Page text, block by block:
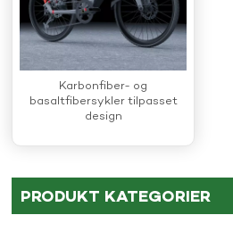
Karbonfiber- og
basaltfibersykler tilpasset
design
PRODUKT KATEGORIER